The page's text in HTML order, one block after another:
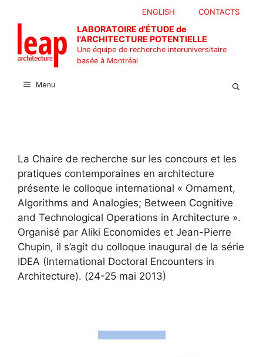
contenu
CONTACTS
ENGLISH
LABORATOIRE d'ÉTUDE de
l'ARCHITECTURE POTENTIELLE
Une équipe de recherche interuniversitaire
basée à Montréal
Menu
La Chaire de recherche sur les concours et les
pratiques contemporaines en architecture
présente le colloque international « Ornament,
Algorithms and Analogies; Between Cognitive
and Technological Operations in Architecture ».
Organisé par Aliki Economides et Jean-Pierre
Chupin, il s’agit du colloque inaugural de la série
IDEA (International Doctoral Encounters in
Architecture). (24-25 mai 2013)